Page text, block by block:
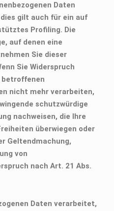
Daten
gilt auch für ein auf
Profiling. Die
auf denen eine
Sie dieser
Sie Widerspruch
betroffenen
nicht mehr verarbeiten,
schutzwürdige
nachweisen, die Ihre
überwiegen oder
Geltendmachung,
von
nach Art. 21 Abs.
Daten verarbeitet,